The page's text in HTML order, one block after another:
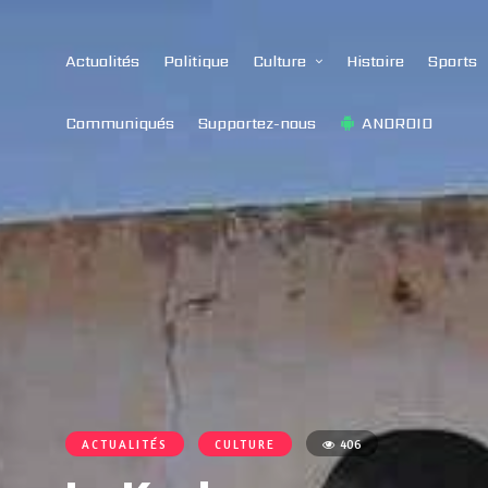
Actualités Politique Culture Histoire Sports
Communiqués Supportez-nous ANDROID
ACTUALITÉS CULTURE 406